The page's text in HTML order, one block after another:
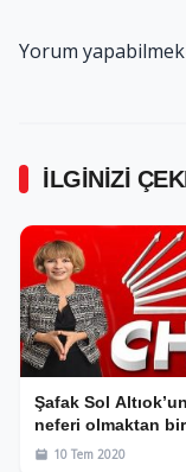
Yorum
İLGINIZI
Şafak Sol
neferi olmaktan
daha onur duydum
10 Tem 2020